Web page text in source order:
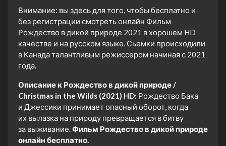
Внимание: вы здесь для того, чтобы бесплатно и
без регистрации смотреть онлайн Фильм
Рождество в дикой природе 2021 в хорошем HD
качестве и на русском языке. Сьемки происходили
в Канада талантливым режиссером начиная с 2021
года.
Описание к Рождество в дикой природе /
Christmas in the Wilds (2021) HD: Рождество Бака
и Джессики принимает опасный оборот, когда
их вылазка на природу превращается в битву
за выживание.Фильм Рождество в дикой природе
онлайн бесплатно.